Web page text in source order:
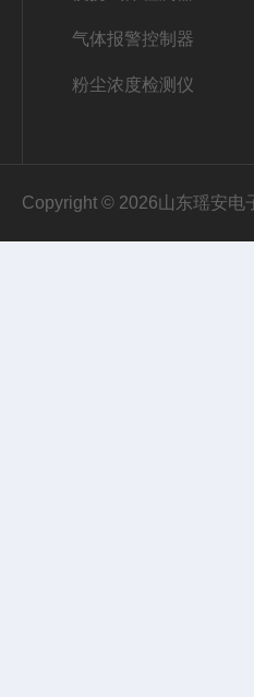
气体报警控制器
粉尘浓度检测仪
Copyright © 2026山东瑶安